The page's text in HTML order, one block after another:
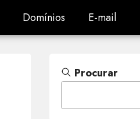
Domínios
Domínios E-mail
E-mail
Procurar